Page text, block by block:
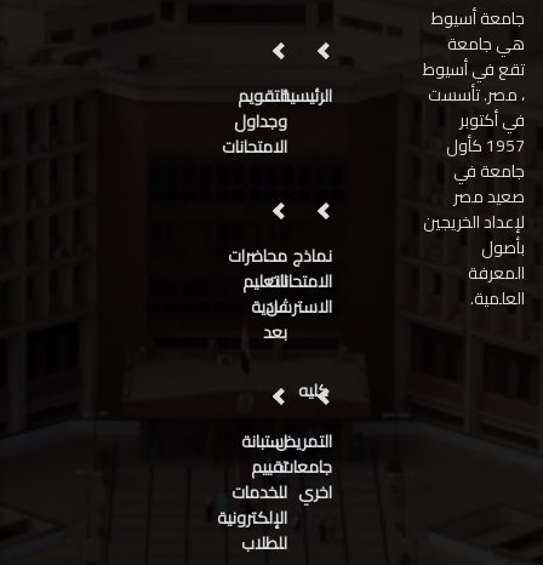
جامعة أسيوط
هي جامعة
تقع في أسيوط
، مصر. تأسست
في أكتوبر
1957 كأول
جامعة في
صعيد مصر
لإعداد الخريجين
بأصول
المعرفة
العلمية.
الرئيسيةالتقويم
وجداول
الامتحانات
نماذج
الامتحانات
الاسترشادية
محاضرات
التعليم
عن
بعد
كليه
التمريض
جامعات
اخري
استبانة
تقييم
للخدمات
الإلكترونية
للطلاب